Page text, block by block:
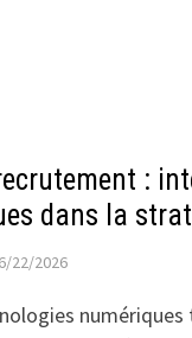
:
dans la
22/2026